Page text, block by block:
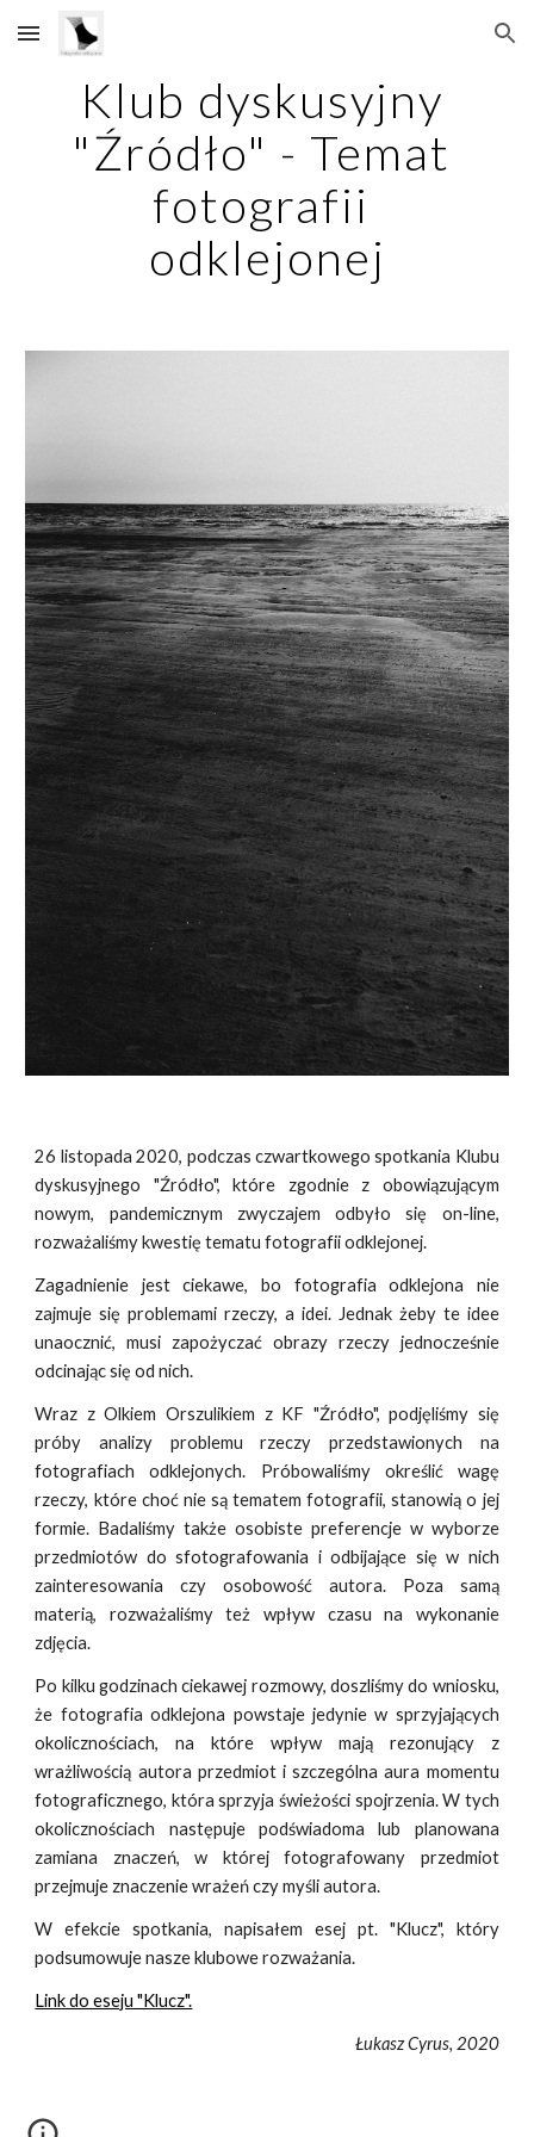
Skip to main content Skip to navigation
Klub dyskusyjny
"Źródło" - Temat
fotografii
odklejonej
26 listopada 2020, podczas czwartkowego spotkania Klubu
dyskusyjnego "Źródło", które zgodnie z obowiązującym
nowym, pandemicznym zwyczajem odbyło się on-line,
rozważaliśmy kwestię tematu fotografii odklejonej.
Zagadnienie jest ciekawe, bo fotografia odklejona nie
zajmuje się problemami rzeczy, a idei. Jednak żeby te idee
unaocznić, musi zapożyczać obrazy rzeczy jednocześnie
odcinając się od nich.
Wraz z Olkiem Orszulikiem z KF "Źródło", podjęliśmy się
próby analizy problemu rzeczy przedstawionych na
fotografiach odklejonych. Próbowaliśmy określić wagę
rzeczy, które choć nie są tematem fotografii, stanowią o jej
formie. Badaliśmy także osobiste preferencje w wyborze
przedmiotów do sfotografowania i odbijające się w nich
zainteresowania czy osobowość autora. Poza samą
materią, rozważaliśmy też wpływ czasu na wykonanie
zdjęcia.
Po kilku godzinach ciekawej rozmowy, doszliśmy do wniosku,
że fotografia odklejona powstaje jedynie w sprzyjających
okolicznościach, na które wpływ mają rezonujący z
wrażliwością autora przedmiot i szczególna aura momentu
fotograficznego, która sprzyja świeżości spojrzenia. W tych
okolicznościach następuje podświadoma lub planowana
zamiana znaczeń, w której fotografowany przedmiot
przejmuje znaczenie wrażeń czy myśli autora.
W efekcie spotkania, napisałem esej pt. "Klucz", który
podsumowuje nasze klubowe rozważania.
Link do eseju "Klucz".
Łukasz Cyrus, 2020